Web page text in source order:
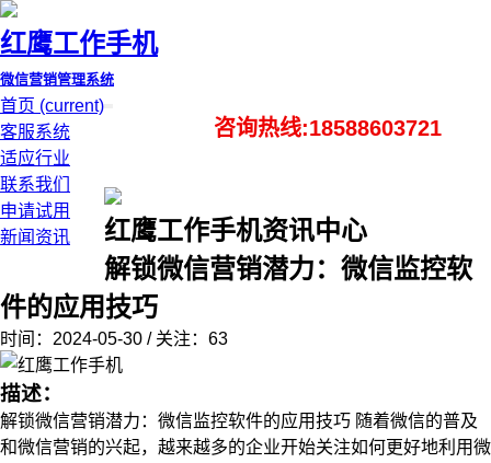
红鹰工作手机
微信营销管理系统
首页 (current)
客服系统
适应行业
联系我们
申请试用
新闻资讯
咨询热线:18588603721
红鹰工作手机资讯中心
解锁微信营销潜力：微信监控软
件的应用技巧
时间：2024-05-30 / 关注：63
描述：
解锁微信营销潜力：微信监控软件的应用技巧 随着微信的普及
和微信营销的兴起，越来越多的企业开始关注如何更好地利用微